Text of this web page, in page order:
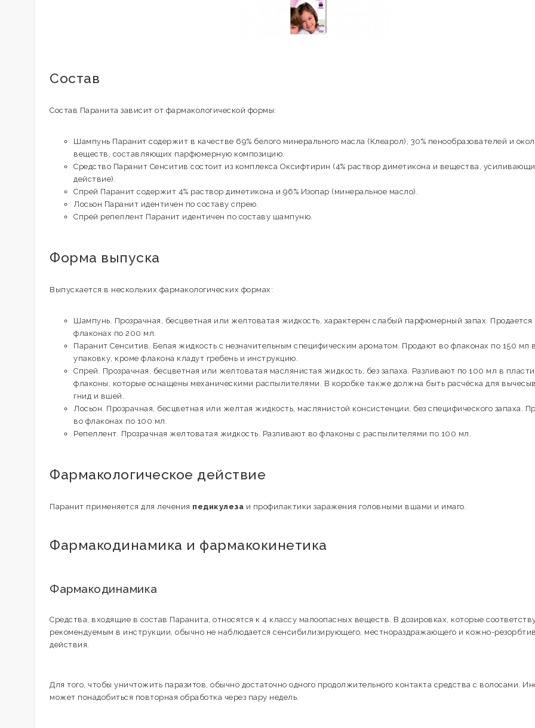
Состав
Состав Паранита зависит от фармакологической формы:
Шампунь Паранит содержит в качестве 69% белого минерального масла (Клеарол), 30% пенообразователей и
веществ, составляющих парфюмерную композицию.
Средство Паранит Сенситив состоит из комплекса Оксифтирин (4% раствор диметикона и вещества,
действие).
Спрей Паранит содержит 4% раствор диметикона и 96% Изопар (минеральное масло).
Лосьон Паранит идентичен по составу спрею.
Спрей репеллент Паранит идентичен по составу шампуню.
Форма выпуска
Выпускается в нескольких фармакологических формах:
Шампунь. Прозрачная, бесцветная или желтоватая жидкость, характерен слабый парфюмерный запах. Продается
флаконах по 200 мл.
Паранит Сенситив. Белая жидкость с незначительным специфическим ароматом. Продают во флаконах по 150 мл в
упаковку, кроме флакона кладут гребень и инструкцию.
Спрей. Прозрачная, бесцветная или желтоватая маслянистая жидкость, без запаха. Разливают по 100 мл в
флаконы, которые оснащены механическими распылителями. В коробке также должна быть расчёска для
гнид и вшей.
Лосьон. Прозрачная, бесцветная или желтая жидкость, маслянистой консистенции, без специфического запаха.
во флаконах по 100 мл.
Репеллент. Прозрачная желтоватая жидкость. Разливают во флаконы с распылителями по 100 мл.
Фармакологическое действие
Паранит применяется для лечения педикулеза и профилактики заражения головными вшами и имаго.
Фармакодинамика и фармакокинетика
Фармакодинамика
Средства, входящие в состав Паранита, относятся к 4 классу малоопасных веществ. В дозировках, которые
рекомендуемым в инструкции, обычно не наблюдается сенсибилизирующего, местнораздражающего и кожно-
действия.
Для того, чтобы уничтожить паразитов, обычно достаточно одного продолжительного контакта средства с волосами.
может понадобиться повторная обработка через пару недель.